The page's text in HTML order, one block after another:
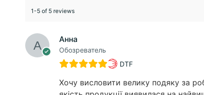
1-5 of 5 reviews
Анна
Обозреватель
DTF
Хочу висловити велику подяку за